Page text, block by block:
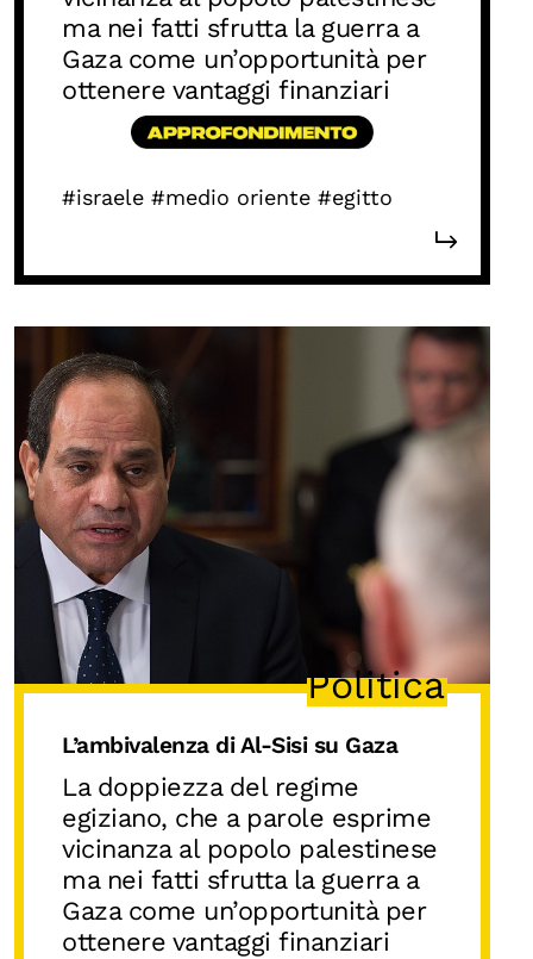
ma nei fatti sfrutta la guerra a
Gaza come un’opportunità per
ottenere vantaggi finanziari
#israele #medio oriente #egitto
Politica
L’ambivalenza di Al-Sisi su Gaza
La doppiezza del regime
egiziano, che a parole esprime
vicinanza al popolo palestinese
ma nei fatti sfrutta la guerra a
Gaza come un’opportunità per
ottenere vantaggi finanziari